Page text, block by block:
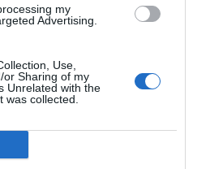
my
Advertising.
Use,
or Sharing of my
Unrelated with the
was collected.
de comunicaciones para el
Nacional
Y NOVEDADES